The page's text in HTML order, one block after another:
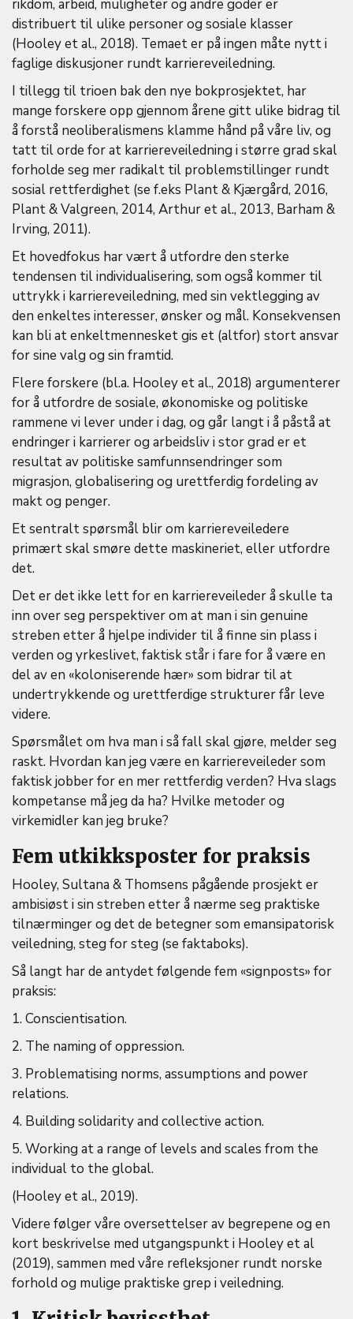
rikdom, arbeid, muligheter og andre goder er
distribuert til ulike personer og sosiale klasser
(Hooley et al., 2018). Temaet er på ingen måte nytt i
faglige diskusjoner rundt karriereveiledning.
I tillegg til trioen bak den nye bokprosjektet, har
mange forskere opp gjennom årene gitt ulike bidrag til
å forstå neoliberalismens klamme hånd på våre liv, og
tatt til orde for at karriereveiledning i større grad skal
forholde seg mer radikalt til problemstillinger rundt
sosial rettferdighet (se f.eks Plant & Kjærgård, 2016,
Plant & Valgreen, 2014, Arthur et al., 2013, Barham &
Irving, 2011).
Et hovedfokus har vært å utfordre den sterke
tendensen til individualisering, som også kommer til
uttrykk i karriereveiledning, med sin vektlegging av
den enkeltes interesser, ønsker og mål. Konsekvensen
kan bli at enkeltmennesket gis et (altfor) stort ansvar
for sine valg og sin framtid.
Flere forskere (bl.a. Hooley et al., 2018) argumenterer
for å utfordre de sosiale, økonomiske og politiske
rammene vi lever under i dag, og går langt i å påstå at
endringer i karrierer og arbeidsliv i stor grad er et
resultat av politiske samfunnsendringer som
migrasjon, globalisering og urettferdig fordeling av
makt og penger.
Et sentralt spørsmål blir om karriereveiledere
primært skal smøre dette maskineriet, eller utfordre
det.
Det er det ikke lett for en karriereveileder å skulle ta
inn over seg perspektiver om at man i sin genuine
streben etter å hjelpe individer til å finne sin plass i
verden og yrkeslivet, faktisk står i fare for å være en
del av en «koloniserende hær» som bidrar til at
undertrykkende og urettferdige strukturer får leve
videre.
Spørsmålet om hva man i så fall skal gjøre, melder seg
raskt. Hvordan kan jeg være en karriereveileder som
faktisk jobber for en mer rettferdig verden? Hva slags
kompetanse må jeg da ha? Hvilke metoder og
virkemidler kan jeg bruke?
Fem utkikksposter for praksis
Hooley, Sultana & Thomsens pågående prosjekt er
ambisiøst i sin streben etter å nærme seg praktiske
tilnærminger og det de betegner som emansipatorisk
veiledning, steg for steg (se faktaboks).
Så langt har de antydet følgende fem «signposts» for
praksis:
1. Conscientisation.
2. The naming of oppression.
3. Problematising norms, assumptions and power
relations.
4. Building solidarity and collective action.
5. Working at a range of levels and scales from the
individual to the global.
(Hooley et al., 2019).
Videre følger våre oversettelser av begrepene og en
kort beskrivelse med utgangspunkt i Hooley et al
(2019), sammen med våre refleksjoner rundt norske
forhold og mulige praktiske grep i veiledning.